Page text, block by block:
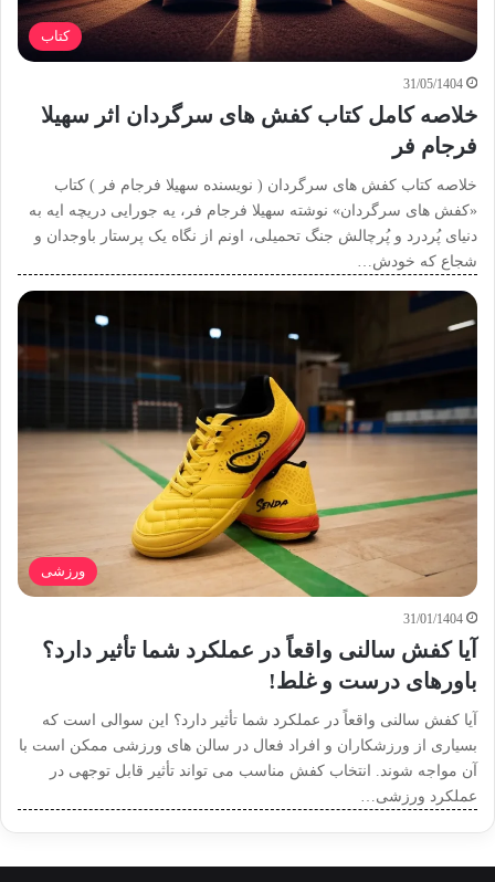
کتاب
31/05/1404
خلاصه کامل کتاب کفش های سرگردان اثر سهیلا
فرجام فر
خلاصه کتاب کفش های سرگردان ( نویسنده سهیلا فرجام فر ) کتاب
«کفش های سرگردان» نوشته سهیلا فرجام فر، یه جورایی دریچه ایه به
دنیای پُردرد و پُرچالش جنگ تحمیلی، اونم از نگاه یک پرستار باوجدان و
شجاع که خودش…
ورزشی
31/01/1404
آیا کفش سالنی واقعاً در عملکرد شما تأثیر دارد؟
باورهای درست و غلط!
آیا کفش سالنی واقعاً در عملکرد شما تأثیر دارد؟ این سوالی است که
بسیاری از ورزشکاران و افراد فعال در سالن های ورزشی ممکن است با
آن مواجه شوند. انتخاب کفش مناسب می تواند تأثیر قابل توجهی در
عملکرد ورزشی…